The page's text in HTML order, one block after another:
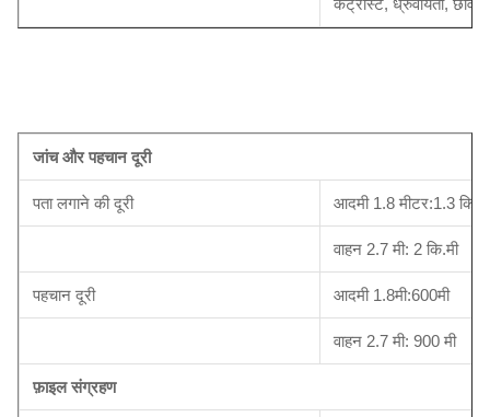
कंट्रास्ट, ध्रुवीयता, छवि
जांच और पहचान दूरी
पता लगाने की दूरी आदमी 1.8 मीटर:1.3 किमी
वाहन 2.7 मी: 2 कि.मी
पहचान दूरी आदमी 1.8मी:600मी
वाहन 2.7 मी: 900 मी
फ़ाइल संग्रहण